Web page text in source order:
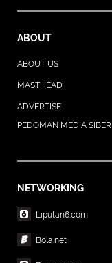
ABOUT
ABOUT US
MASTHEAD
ADVERTISE
PEDOMAN MEDIA SIBER
NETWORKING
Liputan6.com
Bola.net